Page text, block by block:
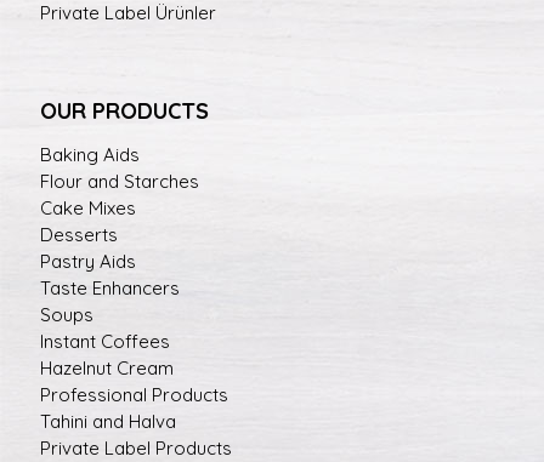
Private Label Ürünler
OUR PRODUCTS
Baking Aids
Flour and Starches
Cake Mixes
Desserts
Pastry Aids
Taste Enhancers
Soups
Instant Coffees
Hazelnut Cream
Professional Products
Tahini and Halva
Private Label Products